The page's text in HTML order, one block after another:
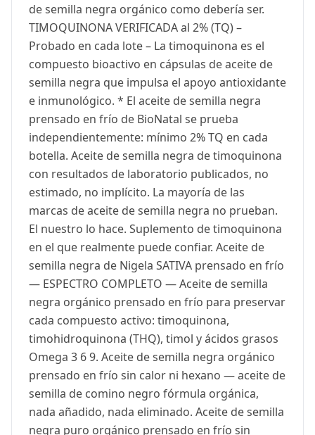
de semilla negra orgánico como debería ser.
TIMOQUINONA VERIFICADA al 2% (TQ) –
Probado en cada lote – La timoquinona es el
compuesto bioactivo en cápsulas de aceite de
semilla negra que impulsa el apoyo antioxidante
e inmunológico. * El aceite de semilla negra
prensado en frío de BioNatal se prueba
independientemente: mínimo 2% TQ en cada
botella. Aceite de semilla negra de timoquinona
con resultados de laboratorio publicados, no
estimado, no implícito. La mayoría de las
marcas de aceite de semilla negra no prueban.
El nuestro lo hace. Suplemento de timoquinona
en el que realmente puede confiar. Aceite de
semilla negra de Nigela SATIVA prensado en frío
— ESPECTRO COMPLETO — Aceite de semilla
negra orgánico prensado en frío para preservar
cada compuesto activo: timoquinona,
timohidroquinona (THQ), timol y ácidos grasos
Omega 3 6 9. Aceite de semilla negra orgánico
prensado en frío sin calor ni hexano — aceite de
semilla de comino negro fórmula orgánica,
nada añadido, nada eliminado. Aceite de semilla
negra puro orgánico prensado en frío sin